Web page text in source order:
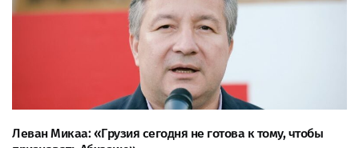
Леван Микаа: «Грузия сегодня не готова к тому, чтобы